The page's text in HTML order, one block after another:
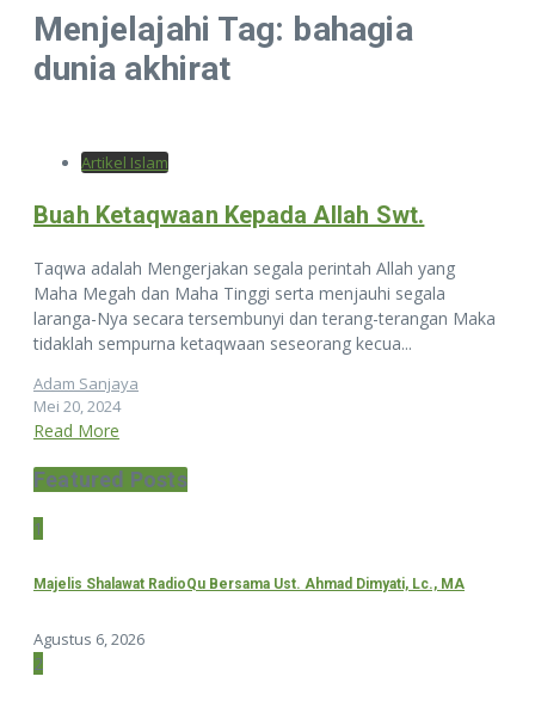
Menjelajahi Tag: bahagia
dunia akhirat
Artikel Islam
Buah Ketaqwaan Kepada Allah Swt.
Taqwa adalah Mengerjakan segala perintah Allah yang
Maha Megah dan Maha Tinggi serta menjauhi segala
laranga-Nya secara tersembunyi dan terang-terangan Maka
tidaklah sempurna ketaqwaan seseorang kecua...
Adam Sanjaya
Mei 20, 2024
Read More
Featured Posts
1
Majelis Shalawat RadioQu Bersama Ust. Ahmad Dimyati, Lc., MA
Agustus 6, 2026
2